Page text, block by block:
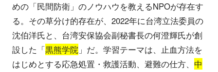
めの「民間防衛」のノウハウを教えるNPOが存在す
る。その草分け的存在が、2022年に台湾立法委員の
沈伯洋氏と、台湾安保協会副秘書長の何澄輝氏が創
設した「黒熊学院 」だ。学習テーマは、止血方法を
はじめとする応急処置・救護活動、避難の仕方、 中